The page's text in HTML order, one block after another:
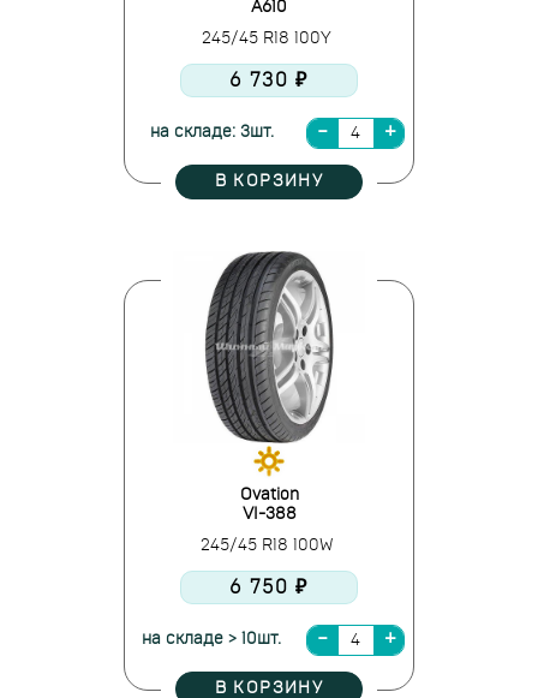
A610
245/45 R18 100Y
6 730 ₽
на складе: 3шт.
В КОРЗИНУ
Ovation
VI-388
245/45 R18 100W
6 750 ₽
на складе > 10шт.
В КОРЗИНУ